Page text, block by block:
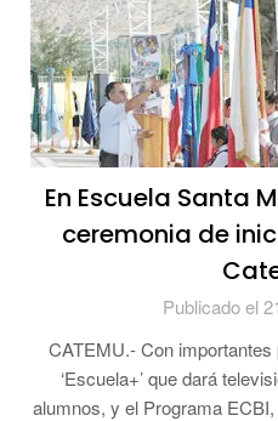
En Escuela Santa
ceremonia de
Publicado el
CATEMU.- Con
‘Escuela+’ que dará
alumnos, y el Programa